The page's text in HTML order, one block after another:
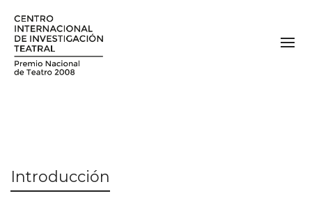
Introducción